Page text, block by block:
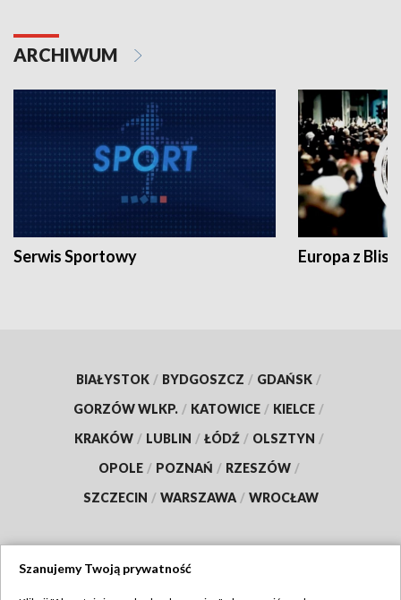
ARCHIWUM
Serwis Sportowy Europa z
BIAŁYSTOK / BYDGOSZCZ / GDAŃSK /
GORZÓW WLKP. / KATOWICE / KIELCE /
KRAKÓW / LUBLIN / ŁÓDŹ / OLSZTYN /
OPOLE / POZNAŃ / RZESZÓW /
SZCZECIN / WARSZAWA / WROCŁAW
Szanujemy Twoją prywatność